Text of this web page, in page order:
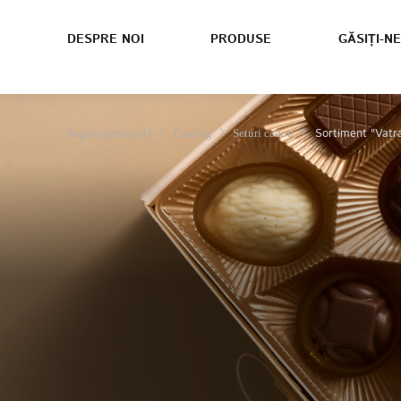
DESPRE NOI PRODUSE GĂSIȚI-NE
Pagina principală Catalog Seturi cadou Sortiment